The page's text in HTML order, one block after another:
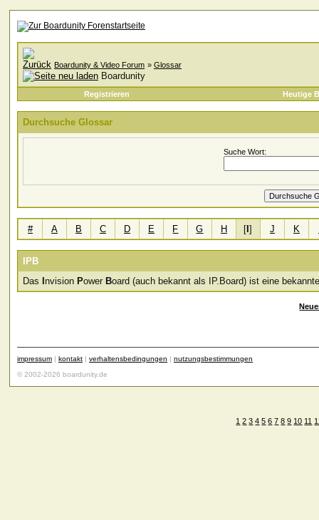
Boardunity & Video Forum » Glossar
Boardunity
Registrieren Heutige
Durchsuche Glossar
Suche Wort:
# A B C D E F G H [ I] J K
IPB
Das nvision Power Board (auch bekannt als IP.Board) ist eine
impressum | kontakt | verhaltensbedingungen | nutzungsbestimmungen
© 2002-2026 boardunity.de
1 2 3 4 5 6 7 8 9 10 11